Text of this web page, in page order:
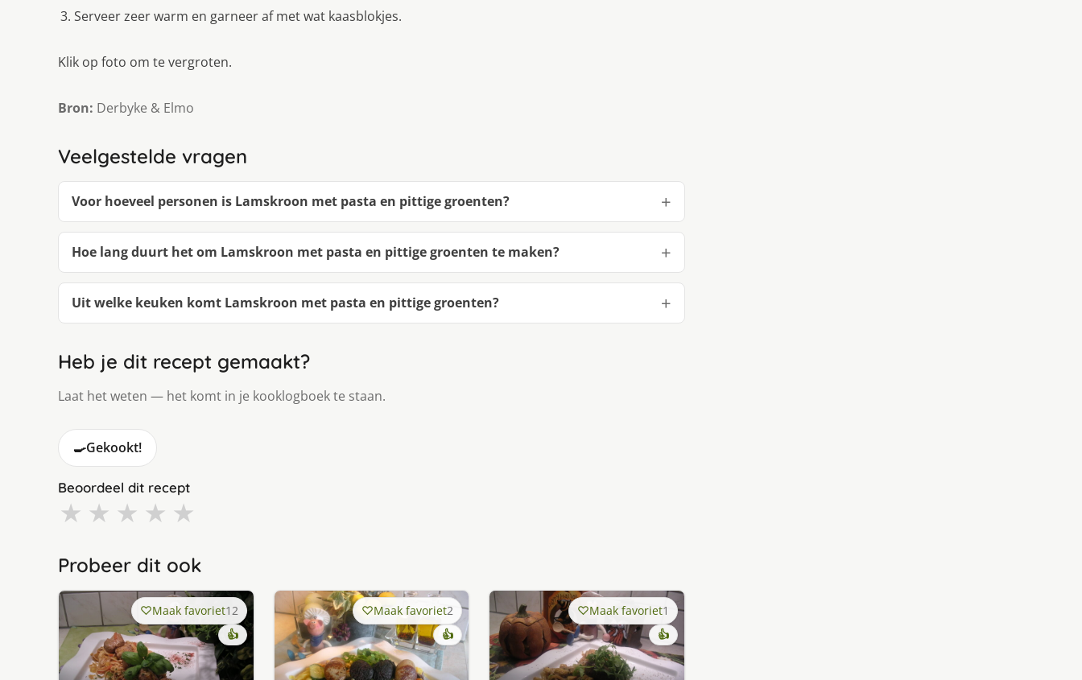
Serveer zeer warm en garneer af met wat kaasblokjes.
Klik op foto om te vergroten.
Bron: Derbyke & Elmo
Veelgestelde vragen
Voor hoeveel personen is Lamskroon met pasta en pittige groenten?
Hoe lang duurt het om Lamskroon met pasta en pittige groenten te maken?
Uit welke keuken komt Lamskroon met pasta en pittige groenten?
Heb je dit recept gemaakt?
Laat het weten — het komt in je kooklogboek te staan.
🍳Gekookt!
Beoordeel dit recept
★ ★ ★ ★ ★
Probeer dit ook
Maak favoriet12
👍
Maak favoriet2
👍
Maak favoriet1
👍